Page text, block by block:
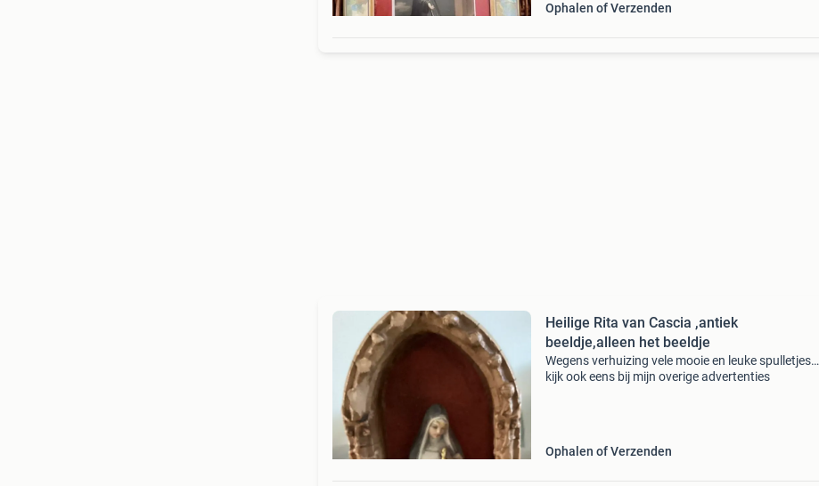
Ophalen of Verzenden
Heilige Rita van Cascia ,antiek
beeldje,alleen het beeldje
Wegens verhuizing vele mooie en leuke spulletjes…
kijk ook eens bij mijn overige advertenties
Ophalen of Verzenden